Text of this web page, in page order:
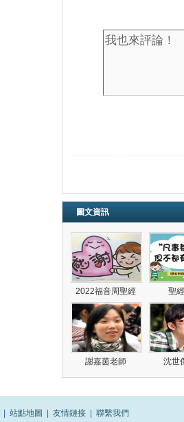
圖文資訊
2022福音周聖經 聖
謝嘉茵老師 沈世
站點地圖 友情鏈接 聯繫我們